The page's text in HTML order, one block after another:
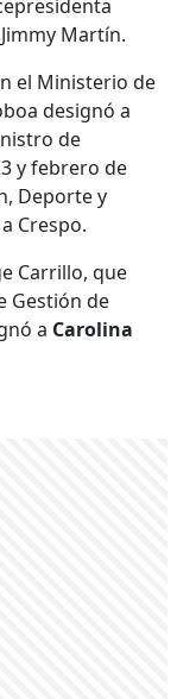
Martín.
el Ministerio de
designó a
de
y febrero de
Deporte y
Crespo.
Carrillo, que
Gestión de
a Carolina